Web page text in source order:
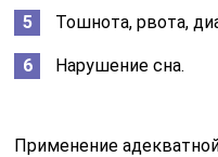
Тошнота, рвота,
Нарушение сна.
Применение